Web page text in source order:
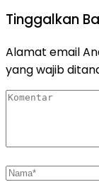
Tinggalkan
Alamat email
yang wajib